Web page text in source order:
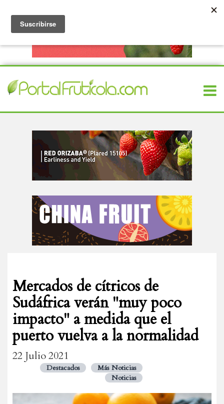
Mercados de cítricos de
Sudáfrica verán "muy poco
impacto" a medida que el
puerto vuelva a la normalidad
22 Julio 2021
Destacados
Más Noticias
Noticias